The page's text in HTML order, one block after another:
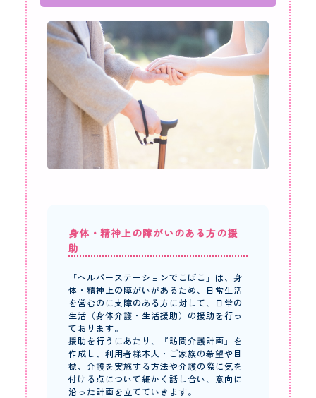
身体・精神上の障がいのある方の援
助
「ヘルパーステーションでこぼこ」は、身
体・精神上の障がいがあるため、日常生活
を営むのに支障のある方に対して、日常の
生活（身体介護・生活援助）の援助を行っ
ております。
援助を行うにあたり、『訪問介護計画』を
作成し、利用者様本人・ご家族の希望や目
標、介護を実施する方法や介護の際に気を
付ける点について細かく話し合い、意向に
沿った計画を立てていきます。